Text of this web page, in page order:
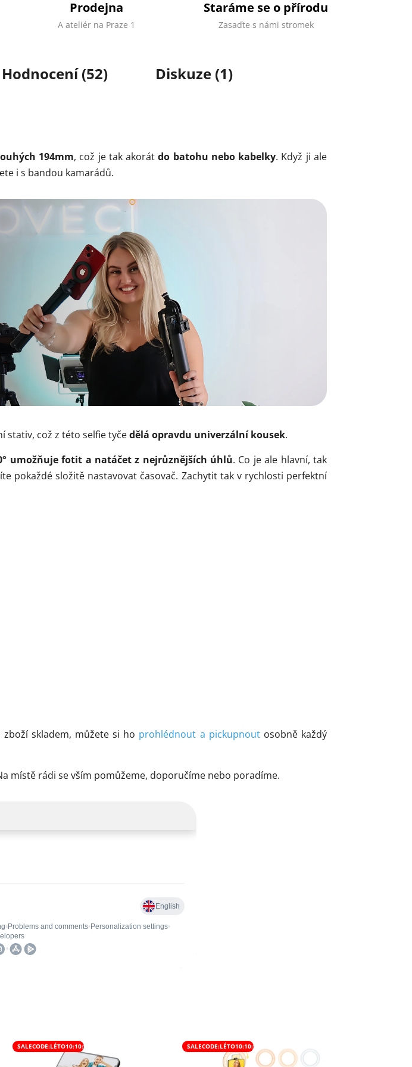
Prodejna
A ateliér na Praze 1
Staráme se o přírodu
Zasaďte s námi stromek
Hodnocení (52) Diskuze (1)
194mm, což je tak akorátdo batohu nebo kabelky. Když ji ale
i s bandou kamarádů.
stativ, což z této selfie tyčedělá opravdu univerzální kousek.
umožňuje fotit a natáčet z nejrůznějších úhlů. Co je ale hlavní, tak
pokaždé složitě nastavovat časovač. Zachytit tak v rychlosti perfektní
skladem, můžete si ho prohlédnout a pickupnoutosobně každý
místě rádi se vším pomůžeme, doporučíme nebo poradíme.
SALECODE:LÉTO10:10:% SALECODE:LÉTO10:10:%